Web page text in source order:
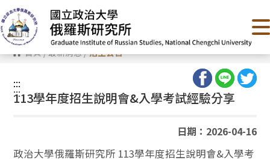
跳
到
主
要
內
容 首頁/最新消息/招生公告
:::
:::
113學年度招生說明會&入學考試經驗分享
日期：2026-04-16
政治大學俄羅斯研究所 113學年度招生說明會&入學考